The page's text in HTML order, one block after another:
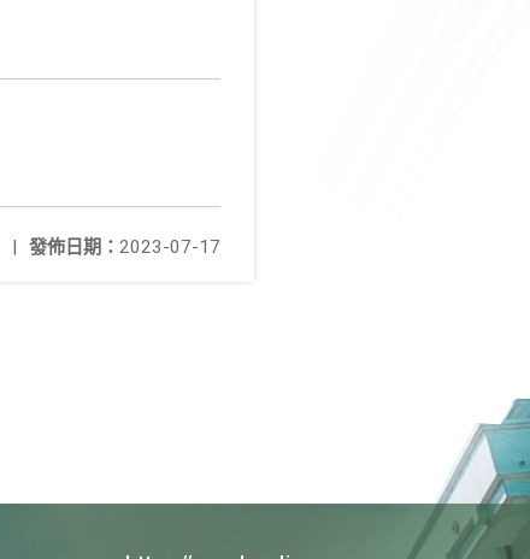
發佈日期： 2023-07-17
|